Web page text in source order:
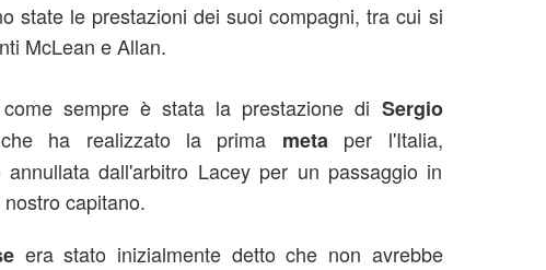
state le prestazioni dei suoi compagni, tra cui si
McLean e Allan.
come sempre è stata la prestazione di Sergio
ha realizzato la prima meta per l'Italia,
annullata dall'arbitro Lacey per un passaggio in
capitano.
era stato inizialmente detto che non avrebbe